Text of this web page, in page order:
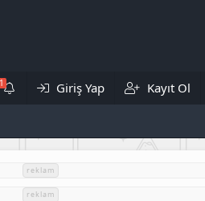
Giriş Yap Kayıt Ol
reklam
reklam